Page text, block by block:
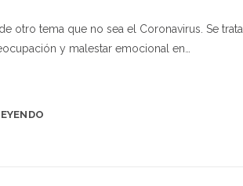
otro tema que no sea el Coronavirus. Se trata
y malestar emocional en…